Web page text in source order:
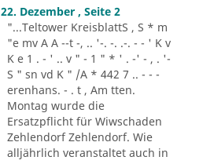
22. Dezember , Seite 2
"...Teltower KreisblattS , S * m
"e mv A A --t -, .. '-. -. .-. - - ' K v
K e 1 . - ' .. v " - 1 " * ' . -' - , . '-
S " sn vd K " /A * 442 7 .. - - -
erenhans. - . t , Am tten.
Montag wurde die
Ersatzpflicht für Wiwschaden
Zehlendorf Zehlendorf. Wie
alljährlich veranstaltet auch in